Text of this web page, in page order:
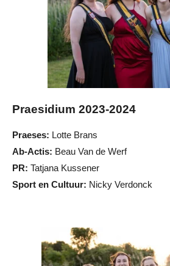
Praesidium 2023-2024
Praeses: Lotte Brans
Ab-Actis: Beau Van de Werf
PR: Tatjana Kussener
Sport en Cultuur: Nicky Verdonck